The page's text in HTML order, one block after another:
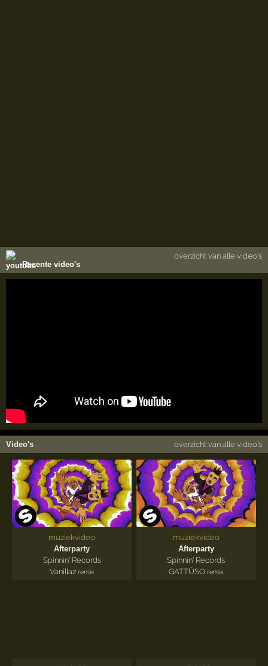
Recente video's
overzicht van alle video's
Video's overzicht van alle video's
muziekvideo
Afterparty
Spinnin' Records
Vanillaz remix
muziekvideo
Afterparty
Spinnin' Records
GATTÜSO remix